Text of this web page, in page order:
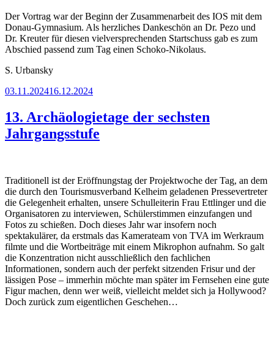
Der Vortrag war der Beginn der Zusammenarbeit des IOS mit dem
Donau-Gymnasium. Als herzliches Dankeschön an Dr. Pezo und
Dr. Kreuter für diesen vielversprechenden Startschuss gab es zum
Abschied passend zum Tag einen Schoko-Nikolaus.
S. Urbansky
Veröffentlicht
03.11.202416.12.2024
13. Archäologietage der sechsten
Jahrgangsstufe
Traditionell ist der Eröffnungstag der Projektwoche der Tag, an dem
die durch den Tourismusverband Kelheim geladenen Pressevertreter
die Gelegenheit erhalten, unsere Schulleiterin Frau Ettlinger und die
Organisatoren zu interviewen, Schülerstimmen einzufangen und
Fotos zu schießen. Doch dieses Jahr war insofern noch
spektakulärer, da erstmals das Kamerateam von TVA im Werkraum
filmte und die Wortbeiträge mit einem Mikrophon aufnahm. So galt
die Konzentration nicht ausschließlich den fachlichen
Informationen, sondern auch der perfekt sitzenden Frisur und der
lässigen Pose – immerhin möchte man später im Fernsehen eine gute
Figur machen, denn wer weiß, vielleicht meldet sich ja Hollywood?
Doch zurück zum eigentlichen Geschehen…